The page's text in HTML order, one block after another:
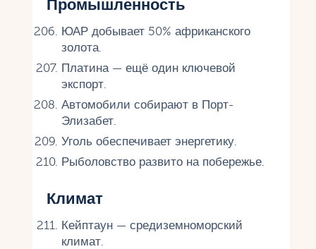
Промышленность
ЮАР добывает 50% африканского
золота.
Платина — ещё один ключевой
экспорт.
Автомобили собирают в Порт-
Элизабет.
Уголь обеспечивает энергетику.
Рыболовство развито на побережье.
Климат
Кейптаун — средиземноморский
климат.